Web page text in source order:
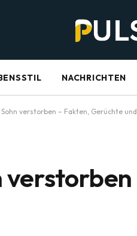
NACHRICHTEN
Sohn verstorben – Fakten, Gerüchte